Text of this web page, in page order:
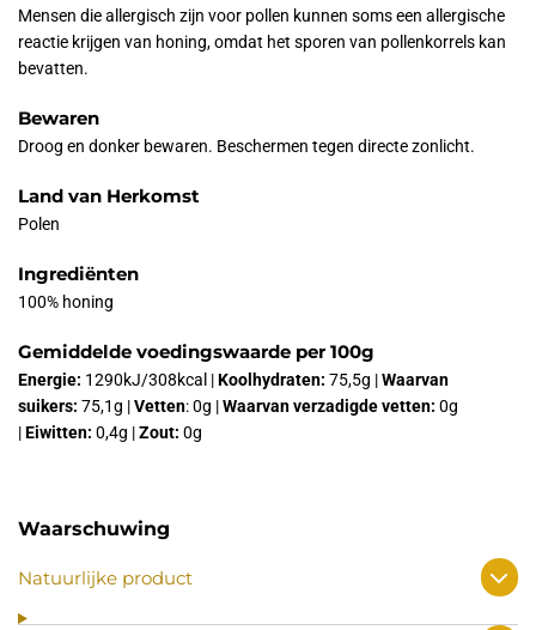
Mensen die allergisch zijn voor pollen kunnen soms een allergische
reactie krijgen van honing, omdat het sporen van pollenkorrels kan
bevatten.
Bewaren
Droog en donker bewaren. Beschermen tegen directe zonlicht.
Land van Herkomst
Polen
Ingrediënten
100% honing
Gemiddelde voedingswaarde per 100g
Energie: 1290kJ/308kcal |Koolhydraten: 75,5g |Waarvan
suikers: 75,1g |Vetten: 0g |Waarvan verzadigde vetten: 0g
|Eiwitten: 0,4g |Zout: 0g
Waarschuwing
Natuurlijke product